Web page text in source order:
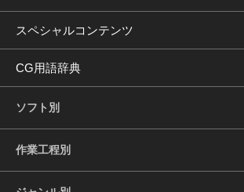
スペシャルコンテンツ
CG用語辞典
ソフト別
作業工程別